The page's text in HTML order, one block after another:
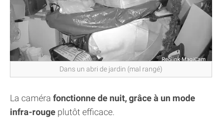
Dans un abri de jardin (mal rangé)
La caméra fonctionne de nuit, grâce à un mode
infra-rouge plutôt efficace.